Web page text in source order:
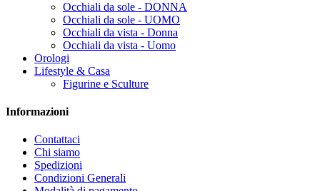
Occhiali da sole - DONNA
Occhiali da sole - UOMO
Occhiali da vista - Donna
Occhiali da vista - Uomo
Orologi
Lifestyle & Casa
Figurine e Sculture
Informazioni
Contattaci
Chi siamo
Spedizioni
Condizioni Generali